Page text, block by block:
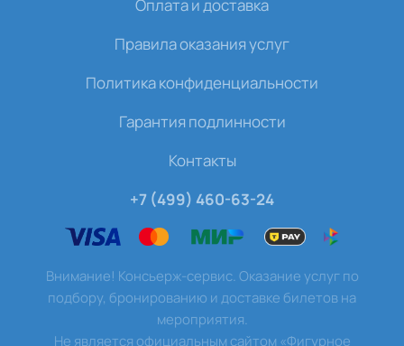
Оплата и доставка
Правила оказания услуг
Политика конфиденциальности
Гарантия подлинности
Контакты
+7 (499) 460-63-24
Внимание! Консьерж-сервис. Оказание услуг по
подбору, бронированию и доставке билетов на
мероприятия.
Не является официальным сайтом «Фигурное